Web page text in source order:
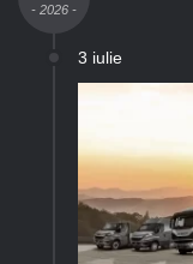
- 2026 -
3 iulie